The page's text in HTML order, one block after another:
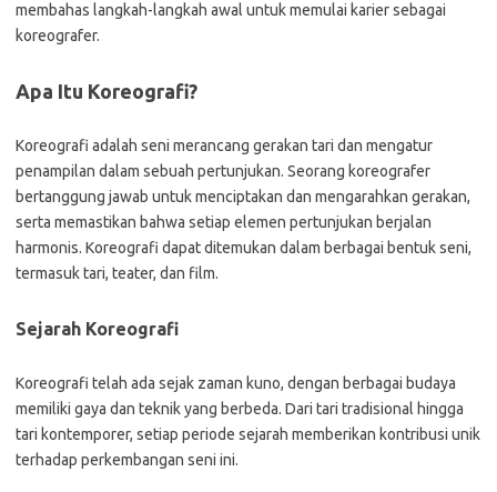
membahas langkah-langkah awal untuk memulai karier sebagai
koreografer.
Apa Itu Koreografi?
Koreografi adalah seni merancang gerakan tari dan mengatur
penampilan dalam sebuah pertunjukan. Seorang koreografer
bertanggung jawab untuk menciptakan dan mengarahkan gerakan,
serta memastikan bahwa setiap elemen pertunjukan berjalan
harmonis. Koreografi dapat ditemukan dalam berbagai bentuk seni,
termasuk tari, teater, dan film.
Sejarah Koreografi
Koreografi telah ada sejak zaman kuno, dengan berbagai budaya
memiliki gaya dan teknik yang berbeda. Dari tari tradisional hingga
tari kontemporer, setiap periode sejarah memberikan kontribusi unik
terhadap perkembangan seni ini.